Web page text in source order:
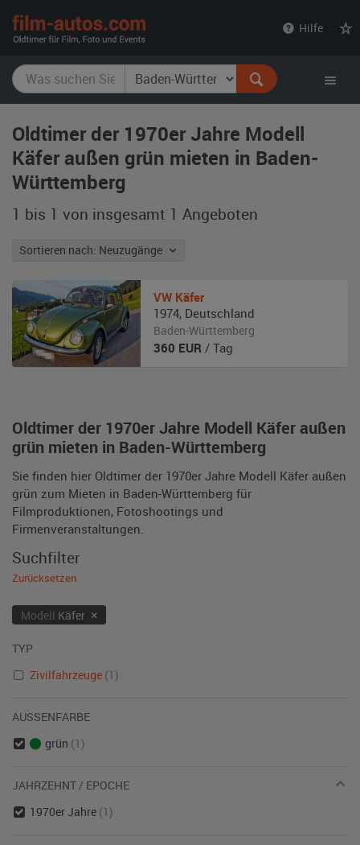
Hilfe
Oldtimer der 1970er Jahre Modell
Käfer außen grün mieten in Baden-
Württemberg
1 bis 1 von insgesamt 1 Angeboten
Sortieren nach: Neuzugänge
Oldtimer der 1970er Jahre Modell Käfer außen
grün mieten in Baden-Württemberg
Sie finden hier Oldtimer der 1970er Jahre Modell Käfer außen
grün zum Mieten in Baden-Württemberg für
Filmproduktionen, Fotoshootings und
Firmenveranstaltungen.
VW Käfer
1974, Deutschland
Baden-Württemberg
360 EUR / Tag
Suchfilter
Zurücksetzen
Modell Käfer ×
TYP
Zivilfahrzeuge (1)
AUSSENFARBE
grün (1)
JAHRZEHNT / EPOCHE
1970er Jahre (1)